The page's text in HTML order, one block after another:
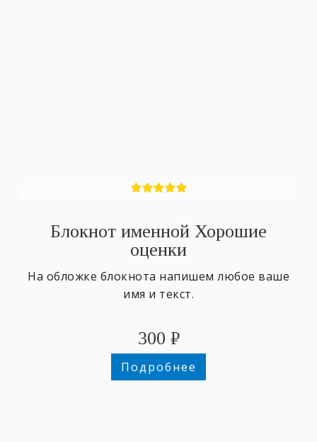
Блокнот именной Хорошие
оценки
На обложке блокнота напишем любое ваше
имя и текст.
300 ₽
Подробнее